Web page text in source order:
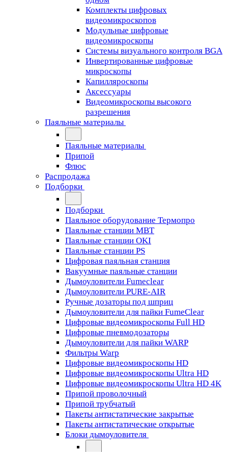
Комплекты цифровых
видеомикроскопов
Модульные цифровые
видеомикроскопы
Cистемы визуального контроля BGA
Инвертированные цифровые
микроскопы
Капилляроскопы
Аксессуары
Видеомикроскопы высокого
разрешения
Паяльные материалы
Паяльные материалы
Припой
Флюс
Распродажа
Подборки
Подборки
Паяльное оборудование Термопро
Паяльные станции MBT
Паяльные станции OKI
Паяльные станции PS
Цифровая паяльная станция
Вакуумные паяльные станции
Дымоуловители Fumeclear
Дымоуловители PURE-AIR
Ручные дозаторы под шприц
Дымоуловители для пайки FumeClear
Цифровые видеомикроскопы Full HD
Цифровые пневмодозаторы
Дымоуловители для пайки WARP
Фильтры Warp
Цифровые видеомикроскопы HD
Цифровые видеомикроскопы Ultra HD
Цифровые видеомикроскопы Ultra HD 4K
Припой проволочный
Припой трубчатый
Пакеты антистатические закрытые
Пакеты антистатические открытые
Блоки дымоуловителя